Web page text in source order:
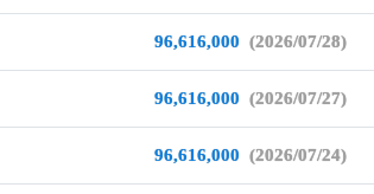
96,616,000 (2026/07/28)
96,616,000 (2026/07/27)
96,616,000 (2026/07/24)